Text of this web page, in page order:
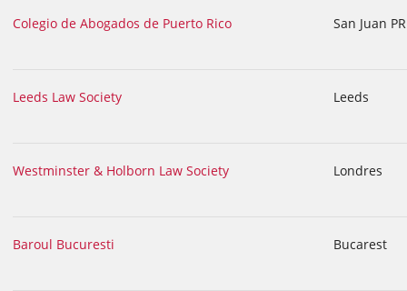
Colegio de Abogados de Puerto Rico San Juan PR
Leeds Law Society Leeds
Westminster & Holborn Law Society Londres
Baroul Bucuresti Bucarest